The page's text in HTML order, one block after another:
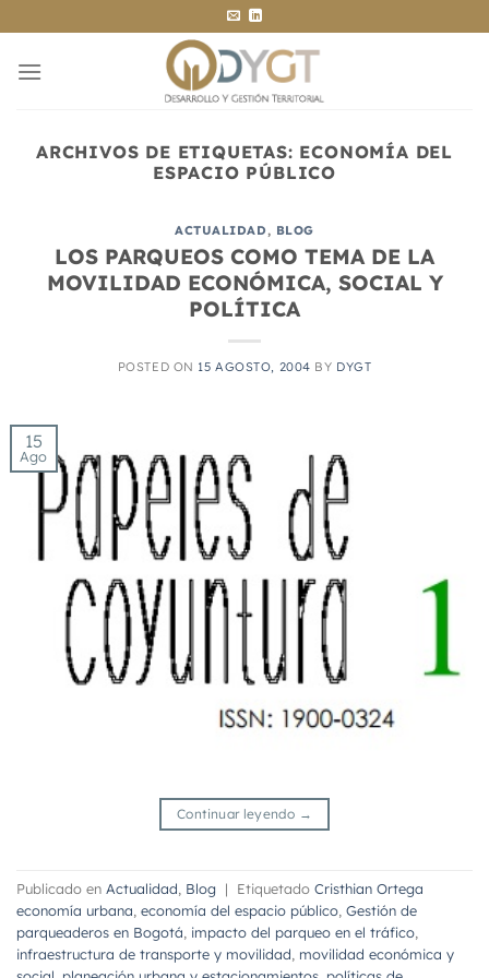
al
contenido
ARCHIVOS DE ETIQUETAS: ECONOMÍA DEL
ESPACIO PÚBLICO
ACTUALIDAD, BLOG
LOS PARQUEOS COMO TEMA DE LA
MOVILIDAD ECONÓMICA, SOCIAL Y
POLÍTICA
POSTED ON 15 AGOSTO, 2004 BY DYGT
15
Ago
Continuar leyendo →
Publicado en Actualidad, Blog | Etiquetado Cristhian Ortega
economía urbana, economía del espacio público, Gestión de
parqueaderos en Bogotá, impacto del parqueo en el tráfico,
infraestructura de transporte y movilidad, movilidad económica y